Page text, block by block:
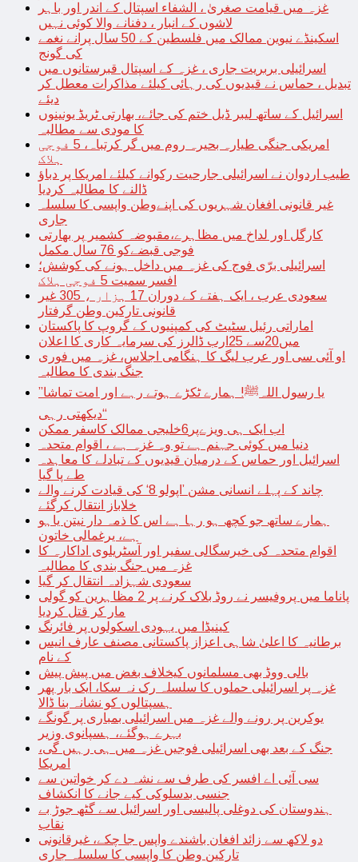
غزہ میں قیامت صغریٰ ، الشفاء اسپتال کے اندر اور باہر
لاشوں کے انبار ، دفنانے والا کوئی نہیں
اسکینڈے نیوین ممالک میں فلسطین کے 50 سال پرانے نغمے
کی گونج
اسرائیلی بربریت جاری ، غزہ کے اسپتال قبرستانوں میں
تبدیل ، حماس نے قیدیوں کی رہائی کیلئے مذاکرات معطل کر
دیئے
اسرائیل کے ساتھ لیبر ڈیل ختم کی جائے، بھارتی ٹریڈ یونینوں
کا مودی سے مطالبہ
امریکی جنگی طیارہ بحیرہ روم میں گر کرتباہ، 5 فوجی
ہلاک
طیب اردوان نے اسرائیلی جارحیت رکوانے کیلئے امریکا پر دباؤ
ڈالنے کا مطالبہ کردیا
غیر قانونی افغان شہریوں کی اپنےوطن واپسی کا سلسلہ
جاری
کارگل اور لداخ میں مظاہرے،مقبوضہ کشمیر پر بھارتی
فوجی قبضےکو 76 سال مکمل
اسرائیلی برّی فوج کی غزہ میں داخل ہونے کی کوشش؛
افسر سمیت 5 فوجی ہلاک
سعودی عرب ، ایک ہفتے کے دوران 17 ہزار ، 305 غیر
قانونی تارکین وطن گرفتار
اماراتی رئیل سٹیٹ کی کمپنیوں کے گروپ کا پاکستان
میں20سے 25ارب ڈالرز کی سرمایہ کاری کا اعلان
او آئی سی اور عرب لیگ کا ہنگامی اجلاس، غزہ میں فوری
جنگ بندی کا مطالبہ
’’یا رسول اللہﷺ! ہمارے ٹکڑے ہوتے رہے اور امت تماشا
دیکھتی رہی‘‘
اب ایک ہی ویزےپر6خلیجی ممالک کاسفر ممکن
دنیا میں کوئی جہنم ہے تو وہ غزہ ہے ، اقوام متحدہ
اسرائیل اور حماس کے درمیان قیدیوں کے تبادلے کا معاہدہ
طے پا گیا
چاند کے پہلے انسانی مشن ’اپولو 8‘ کی قیادت کرنے والے
خلاباز انتقال کرگئے
ہمارے ساتھ جو کچھ ہو رہا ہے اس کا ذمہ دار نیتن یاہو
ہے، یرغمالی خاتون
اقوام متحدہ کی خیرسگالی سفیر اور آسٹریلوی اداکارہ کا
غزہ میں جنگ بندی کا مطالبہ
سعودی شہزادہ انتقال کر گیا
پاناما میں پروفیسر نے روڈ بلاک کرنے پر 2 مظاہرین کو گولی
مار کر قتل کردیا
کینیڈا میں یہودی اسکولوں پر فائرنگ
برطانیہ کا اعلیٰ شاہی اعزاز پاکستانی مصنف عارف انیس
کے نام
بالی ووڈ بھی مسلمانوں کیخلاف بغض میں پیش پیش
غزہ پر اسرائیلی حملوں کا سلسلہ رک نہ سکا، ایک بار پھر
ہسپتالوں کو نشانہ بنا ڈالا
یوکرین پر رونے والے غزہ میں اسرائیلی بمباری پر گونگے
بہرے ہوگئے، ہسپانوی وزیر
جنگ کے بعد بھی اسرائیلی فوجیں غزہ میں ہی رہیں گی،
امریکا
سی آئی اے افسر کی طرف سے نشہ دے کر خواتین سے
جنسی بدسلوکی کیے جانے کا انکشاف
ہندوستان کی دوغلی پالیسی اور اسرائیل سے گٹھ جوڑ بے
نقاب
دو لاکھ سے زائد افغان باشندے واپس جا چکے، غیرقانونی
تارکین وطن کا واپسی کا سلسلہ جاری